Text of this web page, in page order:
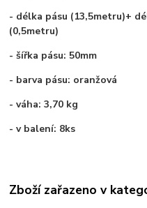
- délka pásu (13,5metru)+
(0,5metru)
- šířka pásu: 50mm
- barva pásu: oranžová
- váha: 3,70 kg
- v balení: 8ks
Zboží zařazeno v